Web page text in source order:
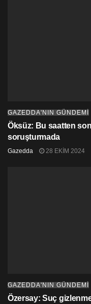
GAZEDDA'NIN GÜNDEMİ
Öksüz: Bu saatten
soruşturmada
Gazedda 28 EKIM 2024
GAZEDDA'NIN GÜNDEMİ
Özersay: Suç